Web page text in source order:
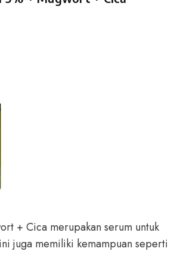
+ Cica merupakan serum untuk
juga memiliki kemampuan seperti